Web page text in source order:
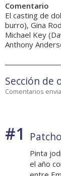
Comentario
El casting de
burro), Gina
Michael Key
Anthony
Sección de
Comentarios
#1 Patcho
Pinta
el año